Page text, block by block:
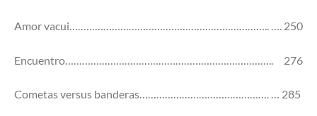
Amor vacui…………………………………………………………….. …. 250
Encuentro……………………………………………………………….. 276
Cometas versus banderas………………………………………. … 285